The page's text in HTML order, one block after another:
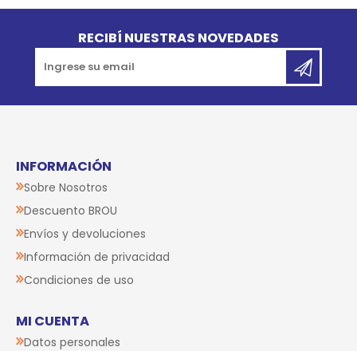
RECIBÍ NUESTRAS NOVEDADES
INFORMACIÓN
Sobre Nosotros
Descuento BROU
Envíos y devoluciones
Información de privacidad
Condiciones de uso
MI CUENTA
Datos personales